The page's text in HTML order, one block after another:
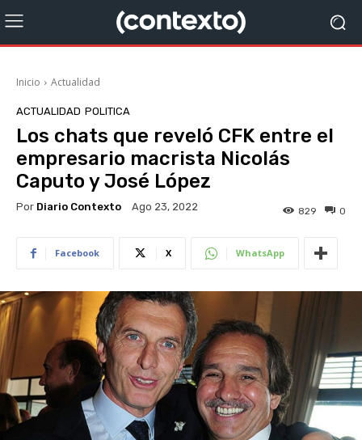
Inicio Actualidad
ACTUALIDAD POLITICA
Los chats que reveló CFK entre el
empresario macrista Nicolás
Caputo y José López
Por Diario Contexto Ago 23, 2022 0
829
Facebook X WhatsApp